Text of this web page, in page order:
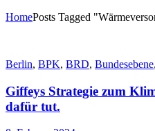
HomePosts Tagged
Berlin, BPK, BRD, Bundesebene,
Giffeys Strategie zum
dafür tut.